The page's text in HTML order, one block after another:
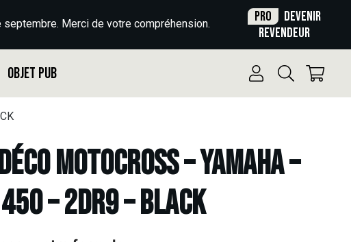
Merci de votre compréhension. Pro
Devenir
revendeur
Objet Pub
Motocross – YAMAHA –
– 2DR9 – BLACK